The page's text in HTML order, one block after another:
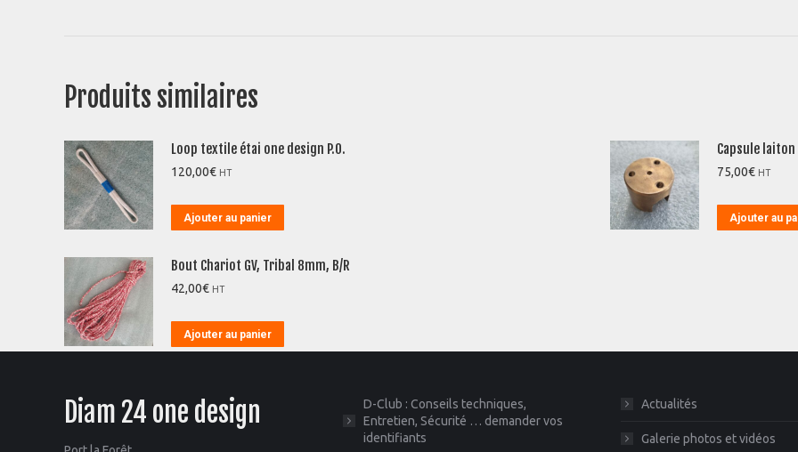
Produits similaires
Loop textile étai one design P.O.
120,00€ HT
Ajouter au panier
Capsule
75,00€ HT
Ajouter au
Bout Chariot GV, Tribal 8mm, B/R
42,00€ HT
Ajouter au panier
Diam 24 one design
D-Club : Conseils techniques,
Entretien, Sécurité … demander vos
identifiants
Actualités
Galerie photos et vidéos